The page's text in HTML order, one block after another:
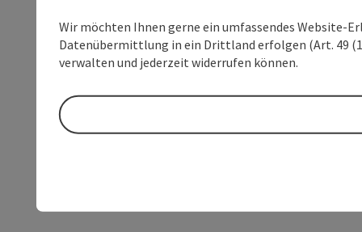
Wir möchten Ihnen gerne ein umfassendes Website-
Datenübermittlung in ein Drittland erfolgen (Art. 49
verwalten und jederzeit widerrufen können.